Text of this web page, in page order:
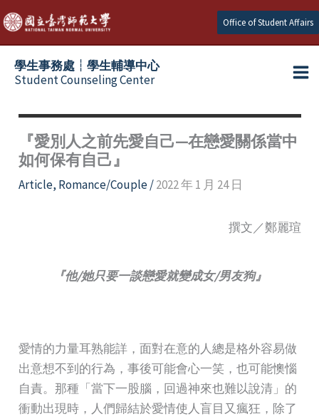
Skip
to
content
Office of Student Affairs
學生事務處┆學生輔導中心
Student Counseling Center
『愛別人之前先愛自己—在戀愛關係當中
如何保有自己』
Article, Romance/Couple/2022 年 1 月 24 日
撰文／鄭麗瑄
『他/她只要一談戀愛就變成女/男友狗』
愛情的力量耳熟能詳，面對在意的人總是格外容易做
出意想不到的行為，事後可能會心一笑，也可能懊惱
自責。那種「當下一股腦，回過神來也難以說清」的
衝動出現時，人們歸結於愛情使人盲目又瘋狂，除了